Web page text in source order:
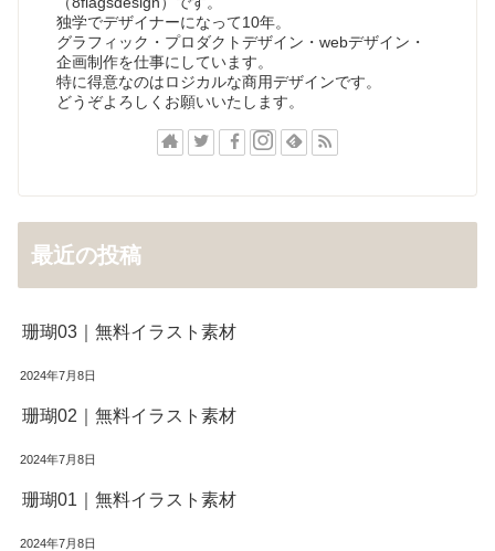
独学でデザイナーになって10年。
グラフィック・プロダクトデザイン・webデザイン・
企画制作を仕事にしています。
特に得意なのはロジカルな商用デザインです。
どうぞよろしくお願いいたします。
最近の投稿
珊瑚03｜無料イラスト素材
2024年7月8日
珊瑚02｜無料イラスト素材
2024年7月8日
珊瑚01｜無料イラスト素材
2024年7月8日